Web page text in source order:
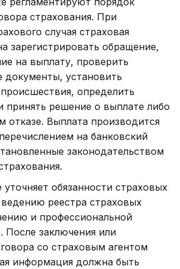
страхования. При
случая страховая
зарегистрировать обращение,
на выплату, проверить
документы, установить
определить
принять решение о выплате либо
отказе. Выплата производится
на банковский
законодательством
обязанности страховых
реестра страховых
и профессиональной
После заключения или
со страховым агентом
информация должна быть